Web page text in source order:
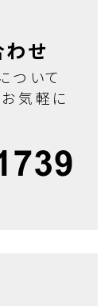
せ
ついて
気軽に